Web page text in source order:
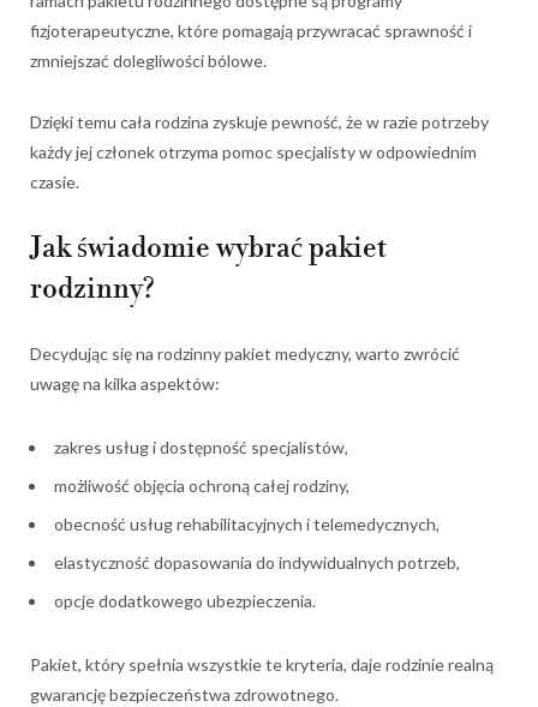
fizjoterapeutyczne, które pomagają przywracać sprawność i
zmniejszać dolegliwości bólowe.
Dzięki temu cała rodzina zyskuje pewność, że w razie potrzeby
każdy jej członek otrzyma pomoc specjalisty w odpowiednim
czasie.
Jak świadomie wybrać pakiet
rodzinny?
Decydując się na rodzinny pakiet medyczny, warto zwrócić
uwagę na kilka aspektów:
zakres usług i dostępność specjalistów,
możliwość objęcia ochroną całej rodziny,
obecność usług rehabilitacyjnych i telemedycznych,
elastyczność dopasowania do indywidualnych potrzeb,
opcje dodatkowego ubezpieczenia.
Pakiet, który spełnia wszystkie te kryteria, daje rodzinie realną
gwarancję bezpieczeństwa zdrowotnego.